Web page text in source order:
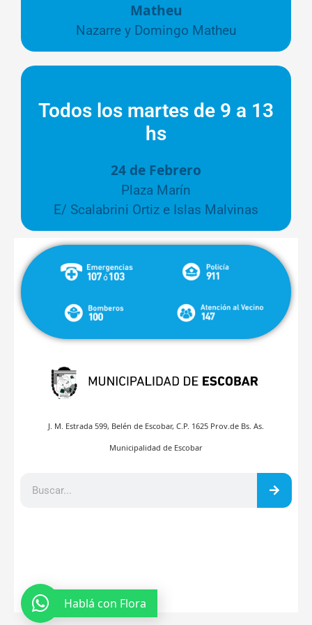
Matheu
Nazarre y Domingo Matheu
Todos los martes de 9 a 13
hs
24 de Febrero
Plaza Marín
E/ Scalabrini Ortiz e Islas Malvinas
J. M. Estrada 599, Belén de Escobar, C.P. 1625 Prov.de Bs. As.
Municipalidad de Escobar
Hablá con Flora